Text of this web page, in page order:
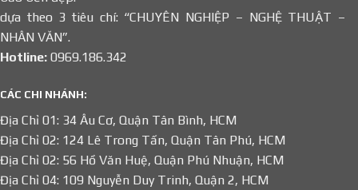
dựa theo 3 tiêu chí: “CHUYÊN NGHIỆP – NGHỆ THUẬT –
NHÂN VĂN”.
Hotline: 0969.186.342
CÁC CHI NHÁNH:
Địa Chỉ 01: 34 Âu Cơ, Quận Tân Bình, HCM
Địa Chỉ 02: 124 Lê Trong Tấn, Quận Tân Phú, HCM
Địa Chỉ 02: 56 Hồ Văn Huệ, Quận Phú Nhuận, HCM
Địa Chỉ 04: 109 Nguyễn Duy Trinh, Quận 2, HCM